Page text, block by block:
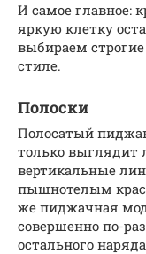
И самое главное:
яркую клетку
выбираем
стиле.
Полоски
Полосатый
только выглядит
вертикальные
пышнотелым
же пиджачная
совершенно по-
остального